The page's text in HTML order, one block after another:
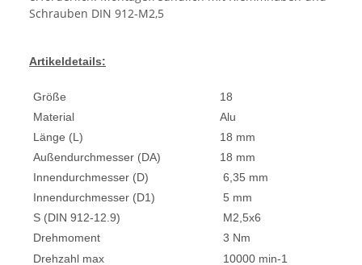
Schrauben DIN 912-M2,5
Artikeldetails:
Größe
18
Material
Alu
Länge (L)
18 mm
Außendurchmesser (DA)
18 mm
Innendurchmesser (D)
6,35 mm
Innendurchmesser (D1)
5 mm
S (DIN 912-12.9)
M2,5x6
Drehmoment
3 Nm
Drehzahl max
10000 min-1